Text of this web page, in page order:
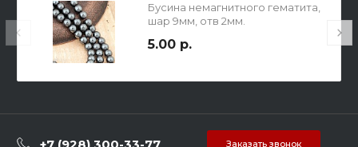
Бусина немагнитного гематита,
шар 9мм, отв 2мм.
5.00 р.
Заказать звонок